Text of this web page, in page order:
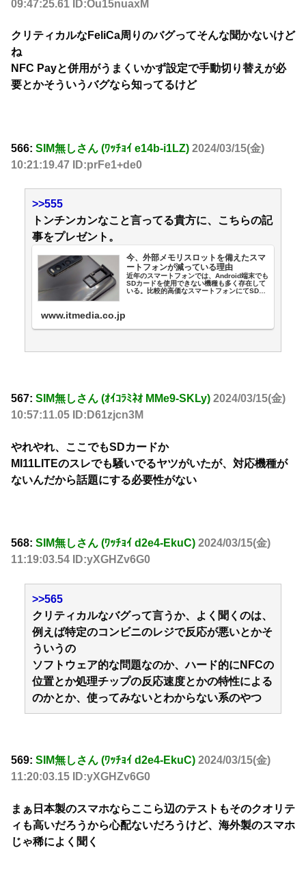
09:47:25.61 ID:Ou15nuaxM
クリティカルなFeliCa周りのバグってそんな聞かないけど
ね
NFC Payと併用がうまくいかず設定で手動切り替えが必
要とかそういうバグなら知ってるけど
566: SIM無しさん (ﾜｯﾁｮｲ e14b-i1LZ) 2024/03/15(金)
10:21:19.47 ID:prFe1+de0
>>555
トンチンカンなこと言ってる貴方に、こちらの記
事をプレゼント。
今、外部メモリスロットを備えたスマ
ートフォンが減っている理由
近年のスマートフォンでは、Android端末でも
SDカードを使用できない機種も多く存在して
いる。比較的高価なスマートフォンにてSDカ
www.itmedia.co.jp
567: SIM無しさん (ｵｲｺﾗﾐﾈｵ MMe9-SKLy) 2024/03/15(金)
10:57:11.05 ID:D61zjcn3M
やれやれ、ここでもSDカードか
MI11LITEのスレでも騒いでるヤツがいたが、対応機種が
ないんだから話題にする必要性がない
568: SIM無しさん (ﾜｯﾁｮｲ d2e4-EkuC) 2024/03/15(金)
11:19:03.54 ID:yXGHZv6G0
>>565
クリティカルなバグって言うか、よく聞くのは、
例えば特定のコンビニのレジで反応が悪いとかそ
ういうの
ソフトウェア的な問題なのか、ハード的にNFCの
位置とか処理チップの反応速度とかの特性による
のかとか、使ってみないとわからない系のやつ
569: SIM無しさん (ﾜｯﾁｮｲ d2e4-EkuC) 2024/03/15(金)
11:20:03.15 ID:yXGHZv6G0
まぁ日本製のスマホならここら辺のテストもそのクオリテ
ィも高いだろうから心配ないだろうけど、海外製のスマホ
じゃ稀によく聞く